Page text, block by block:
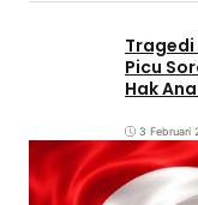
Tragedi
Picu
Hak
3 Februari